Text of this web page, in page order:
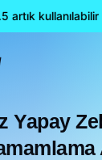
kullanılabilir
Ücretsiz Yapay Zeka
Yapay